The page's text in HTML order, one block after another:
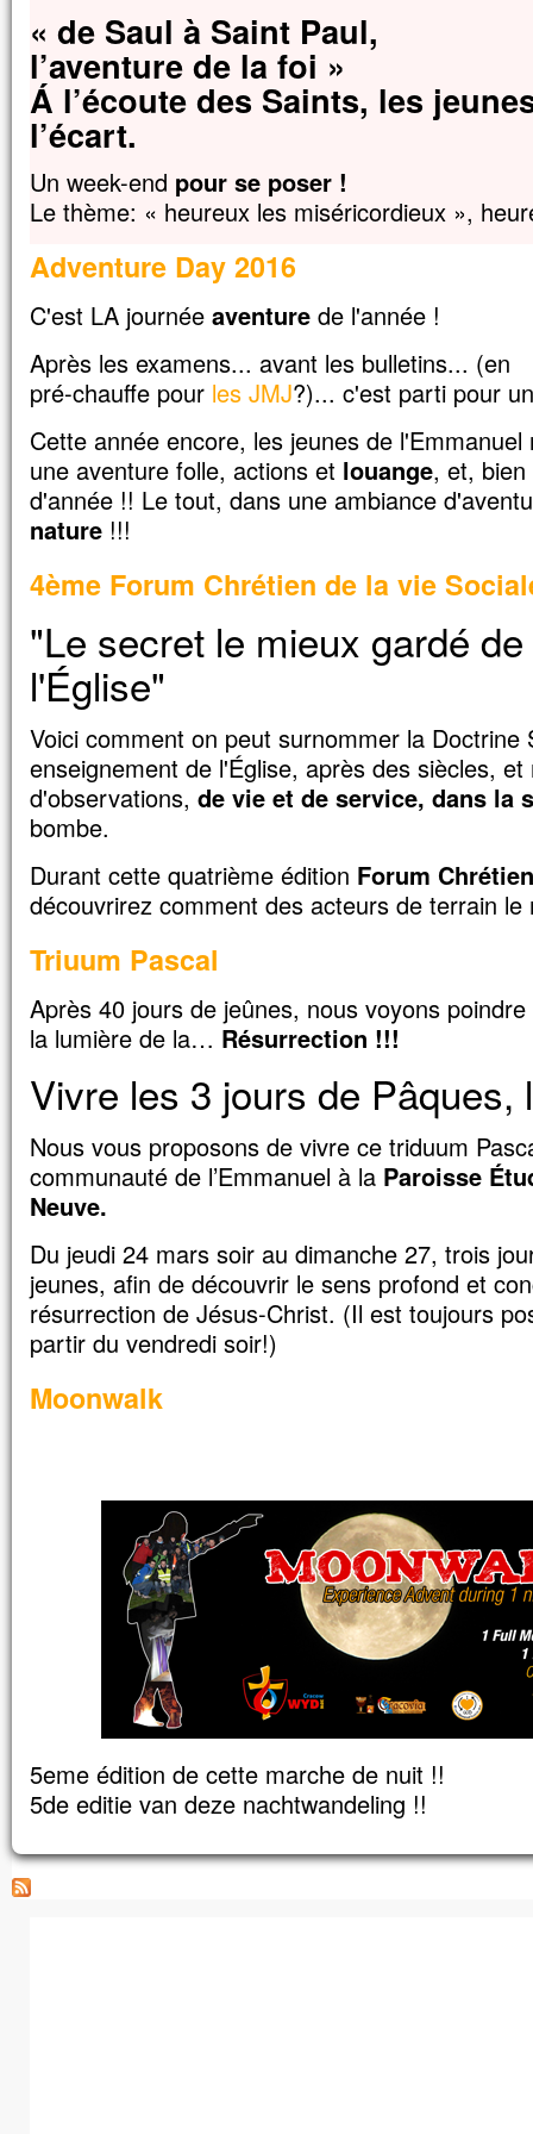
il porte beaucoup de fruit.
Qui aime sa vie
qui s’en détache en ce monde
qu’il me suive ;
et là où moi je suis,
mon Père l’honorera. »
– Acclamons la Parole de Dieu.
« de Saul à Saint Paul,
l’aventure de la foi »
Á l’écoute des Saints, les
l’écart.
Un week-end pour se poser !
Le thème: « heureux les miséricordieux »,
Adventure Day 2016
C'est LA journée aventure de l'année !
Après les examens... avant les bulletins... (en
pré-chauffe pour les JMJ?)... c'est parti pour
Cette année encore, les jeunes de
une aventure folle, actions et louange, et,
d'année !! Le tout, dans une ambiance
nature !!!
4ème Forum Chrétien de la vie
"Le secret le mieux gardé de
l'Église"
Voici comment on peut surnommer la Doctrine
enseignement de l'Église, après des siècles,
d'observations, de vie et de service, dans la
bombe.
Durant cette quatrième édition Forum
découvrirez comment des acteurs de terrain
Triuum Pascal
Après 40 jours de jeûnes, nous voyons poindre
la lumière de la… Résurrection !!!
Vivre les 3 jours de
Nous vous proposons de vivre ce triduum
communauté de l’Emmanuel à la Paroisse
Neuve.
Du jeudi 24 mars soir au dimanche 27, trois
jeunes, afin de découvrir le sens profond et
résurrection de Jésus-Christ. (Il est toujours
partir du vendredi soir!)
Moonwalk
5eme édition de cette marche de nuit !!
5de editie van deze nachtwandeling !!